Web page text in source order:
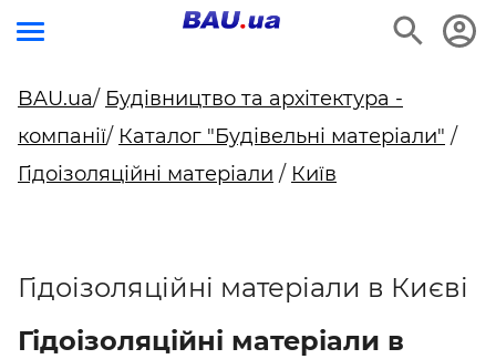
BAU.ua/ Будівництво та архітектура -
компанії/ Каталог "Будівельні матеріали" /
Гідоізоляційні матеріали / Київ
Гідоізоляційні матеріали в Києві
Гідоізоляційні матеріали в